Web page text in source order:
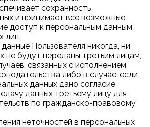
сохранность
и принимает все возможные
доступ к персональным данным
лиц.
Пользователя никогда, ни
не будут переданы третьим лицам,
связанных с исполнением
либо в случае, если
данных дано согласие
данных третьему лицу для
по гражданско-правовому
неточностей в персональных